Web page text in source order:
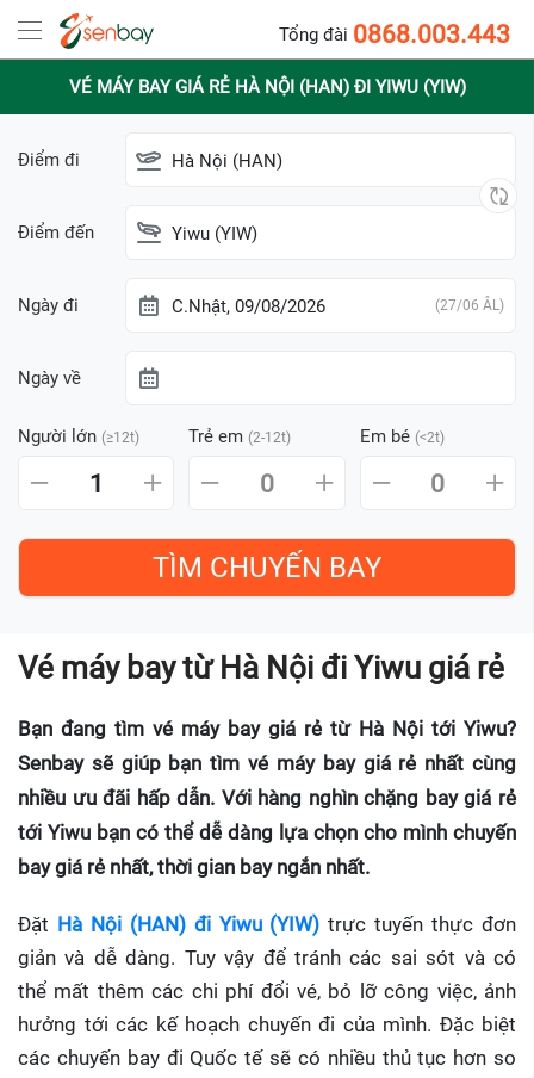
Tổng đài 0868.003.443
VÉ MÁY BAY GIÁ RẺ HÀ NỘI (HAN) ĐI YIWU (YIW)
Điểm đi Hà Nội (HAN)
Điểm đến Yiwu (YIW)
Ngày đi C.Nhật, 09/08/2026 (27/06 ÂL)
Ngày về
Người lớn (≥12t) Trẻ em (2-12t) Em bé (<2t)
1 0 0
Vé máy bay từ Hà Nội đi Yiwu giá rẻ
Bạn đang tìm vé máy bay giá rẻ từ Hà Nội tới Yiwu?
Senbay sẽ giúp bạn tìm vé máy bay giá rẻ nhất cùng
nhiều ưu đãi hấp dẫn. Với hàng nghìn chặng bay giá rẻ
tới Yiwu bạn có thể dễ dàng lựa chọn cho mình chuyến
bay giá rẻ nhất, thời gian bay ngắn nhất.
Đặt Hà Nội (HAN) đi Yiwu (YIW) trực tuyến thực đơn
giản và dễ dàng. Tuy vậy để tránh các sai sót và có
thể mất thêm các chi phí đổi vé, bỏ lỡ công việc, ảnh
hưởng tới các kế hoạch chuyến đi của mình. Đặc biệt
các chuyến bay đi Quốc tế sẽ có nhiều thủ tục hơn so